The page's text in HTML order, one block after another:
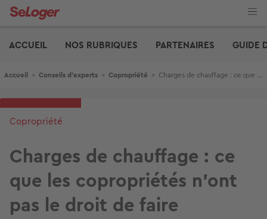
Aller
ACCUEIL
NOS RUBRIQUES PARTENAIRES GUIDE
Fil d'Ariane
Accueil > Conseils d'experts > Copropriété > Charges de chauffage : ce que les copropriétés n'ont pas le droit de faire
Copropriété
Charges de chauffage : ce
que les copropriétés n'ont
pas le droit de faire